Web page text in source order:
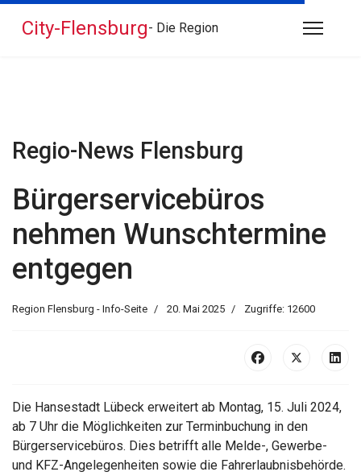
City-Flensburg- Die Region
Regio-News Flensburg
Bürgerservicebüros
nehmen Wunschtermine
entgegen
Region Flensburg - Info-Seite 20. Mai 2025 Zugriffe: 12600
Die Hansestadt Lübeck erweitert ab Montag, 15. Juli 2024,
ab 7 Uhr die Möglichkeiten zur Terminbuchung in den
Bürgerservicebüros. Dies betrifft alle Melde-, Gewerbe-
und KFZ-Angelegenheiten sowie die Fahrerlaubnisbehörde.